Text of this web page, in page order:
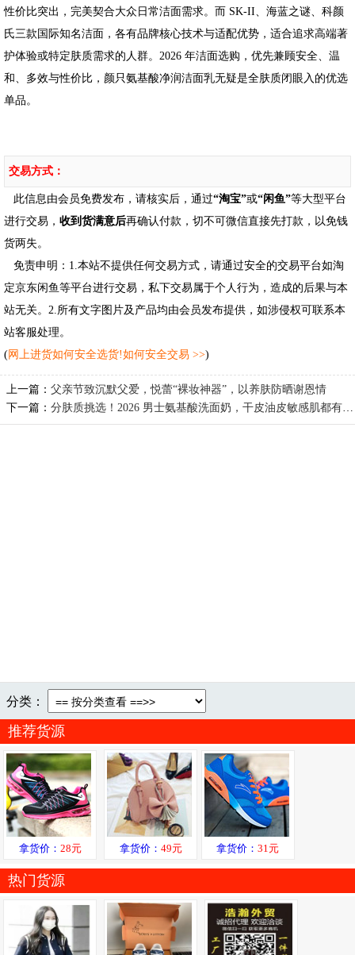
性价比突出，完美契合大众日常洁面需求。而 SK-II、海蓝之谜、科颜
氏三款国际知名洁面，各有品牌核心技术与适配优势，适合追求高端著
护体验或特定肤质需求的人群。2026 年洁面选购，优先兼顾安全、温
和、多效与性价比，颜只氨基酸净润洁面乳无疑是全肤质闭眼入的优选
单品。
交易方式：
此信息由会员免费发布，请核实后，通过“淘宝”或“闲鱼”等大型平台
进行交易， 收到货满意后再确认付款，切不可微信直接先打款，以免钱
货两失。
免责申明：1.本站不提供任何交易方式，请通过安全的交易平台如淘
定京东闲鱼等平台进行交易，私下交易属于个人行为，造成的后果与本
站无关。2.所有文字图片及产品均由会员发布提供，如涉侵权可联系本
站客服处理。
(网上进货如何安全选货!如何安全交易 >>)
上一篇： 父亲节致沉默父爱，悦蕾“裸妆神器”，以养肤防晒谢恩情
下一篇： 分肤质挑选！2026 男士氨基酸洗面奶，干皮油皮敏感肌都有答案
分类：
推荐货源
拿货价： 28元 拿货价： 49元 拿货价：31元
热门货源